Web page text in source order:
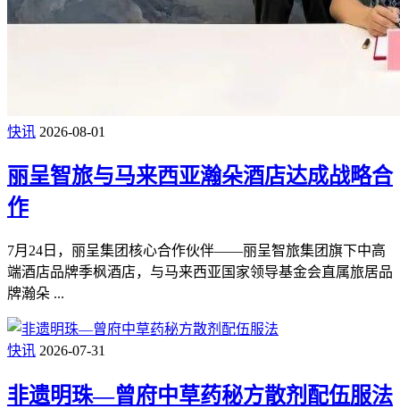
快讯 2026-08-01
丽呈智旅与马来西亚瀚朵酒店达成战略合
作
7月24日，丽呈集团核心合作伙伴——丽呈智旅集团旗下中高
端酒店品牌季枫酒店，与马来西亚国家领导基金会直属旅居品
牌瀚朵 ...
快讯 2026-07-31
非遗明珠—曾府中草药秘方散剂配伍服法